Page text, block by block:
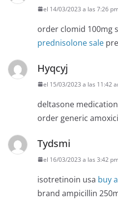
el 14/03/2023 a las 7:26 pm
order clomid 100mg
prednisolone sale
Hyqcyj
el 15/03/2023 a las 11:42
deltasone medication
order generic
Tydsmi
el 16/03/2023 a las 3:42 pm
isotretinoin usa buy
brand ampicillin